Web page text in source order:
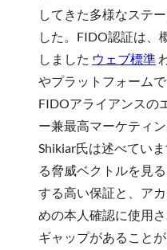
してきた多様なステ
した。FIDO認証は、
しました ウェブ標準
やプラットフォーム
FIDOアライアンスの
ー兼最高マーケティ
Shikiar氏は述べてい
る脅威ベクトルを見
する高い保証と、ア
めの本人確認に使用
ギャップがあること